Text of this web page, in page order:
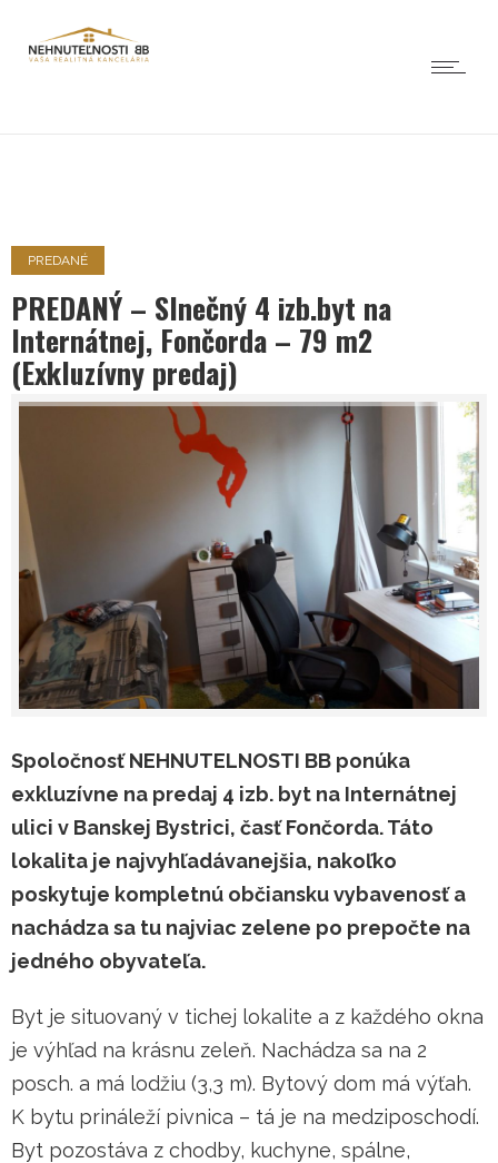
PREDANÉ
PREDANÝ – Slnečný 4 izb.byt na
Internátnej, Fončorda – 79 m2
(Exkluzívny predaj)
Spoločnosť NEHNUTELNOSTI BB ponúka
exkluzívne na predaj 4 izb. byt na Internátnej
ulici v Banskej Bystrici, časť Fončorda. Táto
lokalita je najvyhľadávanejšia, nakoľko
poskytuje kompletnú občiansku vybavenosť a
nachádza sa tu najviac zelene po prepočte na
jedného obyvateľa.
Byt je situovaný v tichej lokalite a z každého okna
je výhľad na krásnu zeleň. Nachádza sa na 2
posch. a má lodžiu (3,3 m). Bytový dom má výťah.
K bytu prináleží pivnica – tá je na medziposchodí.
Byt pozostáva z chodby, kuchyne, spálne,